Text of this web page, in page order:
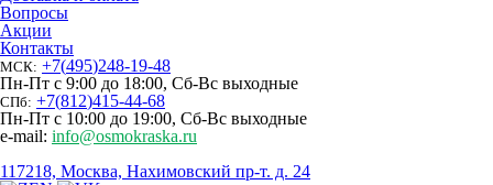
Вопросы
Акции
Контакты
МСК: +7(495)248-19-48
Пн-Пт с 9:00 до 18:00, Сб-Вс выходные
СПб: +7(812)415-44-68
Пн-Пт с 10:00 до 19:00, Сб-Вс выходные
e-mail: info@osmokraska.ru
117218, Москва, Нахимовский пр-т. д. 24